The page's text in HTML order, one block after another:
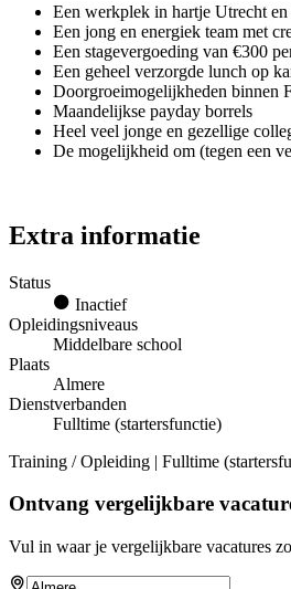
Een werkplek in hartje Utrecht
Een jong en energiek team met
Een stagevergoeding van €300
Een geheel verzorgde lunch op
Doorgroeimogelijkheden binnen
Maandelijkse payday borrels
Heel veel jonge en gezellige
De mogelijkheid om (tegen een
Extra informatie
Status
Inactief
Opleidingsniveaus
Middelbare school
Plaats
Almere
Dienstverbanden
Fulltime (startersfunctie)
Training / Opleiding | Fulltime
Ontvang vergelijkbare
Vul in waar je vergelijkbare vacatures